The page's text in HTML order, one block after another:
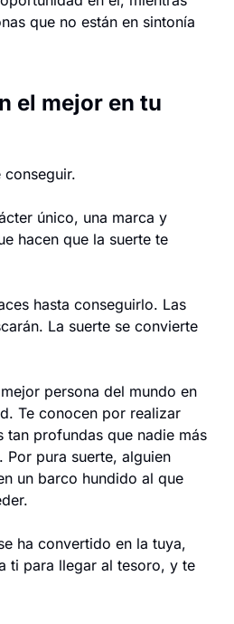
que no están en sintonía
el mejor en tu
único, una marca y
hacen que la suerte te
hasta conseguirlo. Las
La suerte se convierte
persona del mundo en
Te conocen por realizar
tan profundas que nadie más
Por pura suerte, alguien
un barco hundido al que
ha convertido en la tuya,
ti para llegar al tesoro, y te